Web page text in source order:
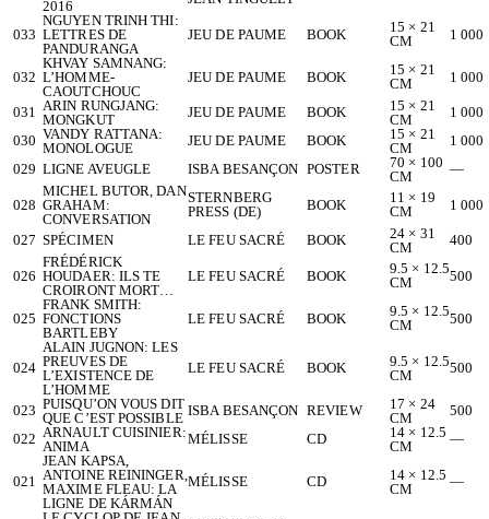
2016
033
NGUYEN TRINH THI:
LETTRES DE
PANDURANGA
JEU DE PAUME BOOK
15 × 21
CM
1 000
032
KHVAY SAMNANG:
L’HOMME-
CAOUTCHOUC
JEU DE PAUME BOOK
15 × 21
CM
1 000
031 ARIN RUNGJANG:
MONGKUT
JEU DE PAUME BOOK
15 × 21
CM
1 000
030 VANDY RATTANA:
MONOLOGUE
JEU DE PAUME BOOK
15 × 21
CM
1 000
029 LIGNE AVEUGLE ISBA BESANÇON POSTER
70 × 100
CM
—
028
MICHEL BUTOR, DAN
GRAHAM:
CONVERSATION
STERNBERG
PRESS (DE)
BOOK
11 × 19
CM
1 000
027 SPÉCIMEN LE FEU SACRÉ BOOK
24 × 31
CM
400
026
FRÉDÉRICK
HOUDAER: ILS TE
CROIRONT MORT…
LE FEU SACRÉ BOOK
9.5 × 12.5
CM
500
025
FRANK SMITH:
FONCTIONS
BARTLEBY
LE FEU SACRÉ BOOK
9.5 × 12.5
CM
500
024
ALAIN JUGNON: LES
PREUVES DE
L’EXISTENCE DE
L’HOMME
LE FEU SACRÉ BOOK
9.5 × 12.5
CM
500
023 PUISQU’ON VOUS DIT
QUE C’EST POSSIBLE ISBA BESANÇON REVIEW
17 × 24
CM
500
022 ARNAULT CUISINIER:
ANIMA
MÉLISSE CD
14 × 12.5
CM
—
021
JEAN KAPSA,
ANTOINE REININGER,
MAXIME FLEAU: LA
LIGNE DE KÁRMÁN
MÉLISSE CD
14 × 12.5
CM
—